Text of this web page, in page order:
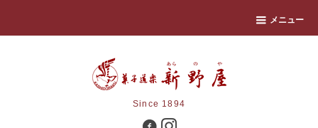
メニュー
Since 1894